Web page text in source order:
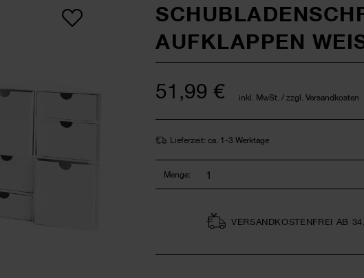
AUFKLAPPEN
51,99 € inkl. MwSt. / zzgl. Versandkosten
Lieferzeit: ca. 1-3 Werktage
Menge:
VERSAND­KOSTEN­FREI AB